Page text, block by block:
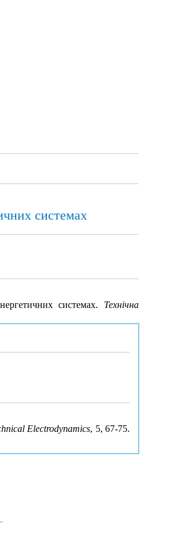
системах
системах. Технічна
Electrodynamics, 5, 67-75.